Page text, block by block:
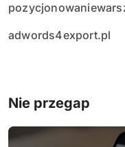
adwords4export.pl
Nie przegap